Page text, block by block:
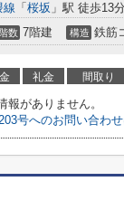
線 「 桜坂 」駅 徒歩13分
数 7階建 構造 鉄筋
礼金 間取り
報がありません。
号へのお問い合わ